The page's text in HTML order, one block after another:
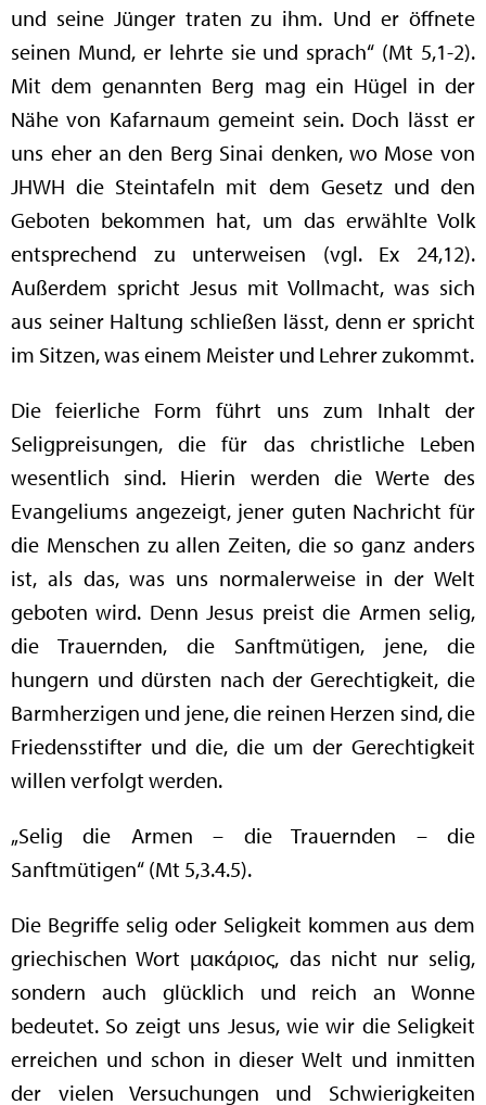
und seine Jünger traten zu ihm. Und er öffnete
seinen Mund, er lehrte sie und sprach“ (Mt 5,1-2).
Mit dem genannten Berg mag ein Hügel in der
Nähe von Kafarnaum gemeint sein. Doch lässt er
uns eher an den Berg Sinai denken, wo Mose von
JHWH die Steintafeln mit dem Gesetz und den
Geboten bekommen hat, um das erwählte Volk
entsprechend zu unterweisen (vgl. Ex 24,12).
Außerdem spricht Jesus mit Vollmacht, was sich
aus seiner Haltung schließen lässt, denn er spricht
im Sitzen, was einem Meister und Lehrer zukommt.
Die feierliche Form führt uns zum Inhalt der
Seligpreisungen, die für das christliche Leben
wesentlich sind. Hierin werden die Werte des
Evangeliums angezeigt, jener guten Nachricht für
die Menschen zu allen Zeiten, die so ganz anders
ist, als das, was uns normalerweise in der Welt
geboten wird. Denn Jesus preist die Armen selig,
die Trauernden, die Sanftmütigen, jene, die
hungern und dürsten nach der Gerechtigkeit, die
Barmherzigen und jene, die reinen Herzen sind, die
Friedensstifter und die, die um der Gerechtigkeit
willen verfolgt werden.
„Selig die Armen – die Trauernden – die
Sanftmütigen“ (Mt 5,3.4.5).
Die Begriffe selig oder Seligkeit kommen aus dem
griechischen Wort μακάριος, das nicht nur selig,
sondern auch glücklich und reich an Wonne
bedeutet. So zeigt uns Jesus, wie wir die Seligkeit
erreichen und schon in dieser Welt und inmitten
der vielen Versuchungen und Schwierigkeiten